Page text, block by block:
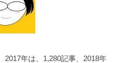
2017年は、1,280記事、2018年